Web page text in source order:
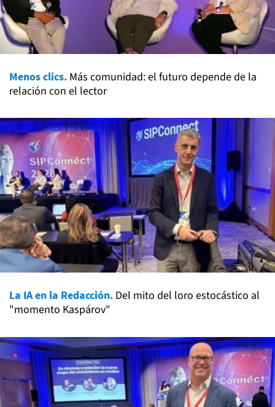
Menos clics. Más comunidad: el futuro depende de la
relación con el lector
La IA en la Redacción. Del mito del loro estocástico al
"momento Kaspárov"